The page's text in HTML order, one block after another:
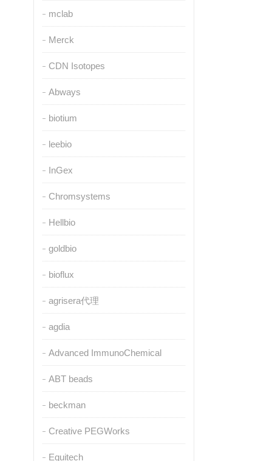
mclab
Merck
CDN Isotopes
Abways
biotium
leebio
InGex
Chromsystems
Hellbio
goldbio
bioflux
agrisera代理
agdia
Advanced ImmunoChemical
ABT beads
beckman
Creative PEGWorks
Equitech